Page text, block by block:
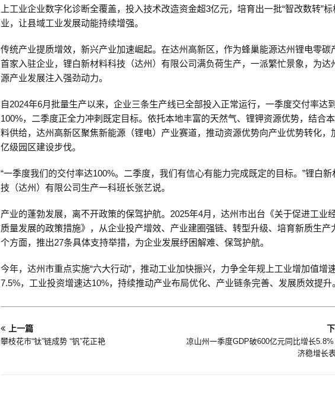
上工业企业数字化诊断全覆盖，投入技术改造资金超3亿元，培育出一批“智改数转”标
业，让县域工业发展动能持续增强。
传统产业提质增效，新兴产业加速崛起。在达州高新区，作为蜂巢能源达州锂电零碳
首家入驻企业，锂白新材料科技（达州）有限公司满负荷生产，一派繁忙景象，为达
源产业发展注入强劲动力。
自2024年6月批量生产以来，企业三条生产线已全部投入正常运行，一季度交付率达到
100%，二季度正全力冲刺既定目标。依托本地丰富的天然气、锂钾资源优势，结合
料供给，达州高新区聚焦新能源（锂电）产业赛道，推动资源优势向产业优势转化，
亿级园区建设步伐。
“一季度我们的交付率达100%。二季度，我们有信心有能力完成既定的目标。”锂白新
技（达州）有限公司生产一科班长张艺说。
产业的蓬勃发展，离不开政策的保驾护航。2025年4月，达州市出台《关于促进工业
质量发展的政策措施》，从企业投产增效、产业建圈强链、转型升级、培育新质生产
个方面，推出27条具体支持举措，为企业发展纾困解难、保驾护航。
今年，达州市重点实施“六大行动”，推动工业加快振兴，力争全年规上工业增加值增
7.5%，工业投资增速达10%，持续推动产业布局优化、产业链条完善、发展质效提升
上一篇
攀枝花市“钛”链成势 “钒”花正艳
凉山州一季度GDP破600亿元同比增长
济稳增长